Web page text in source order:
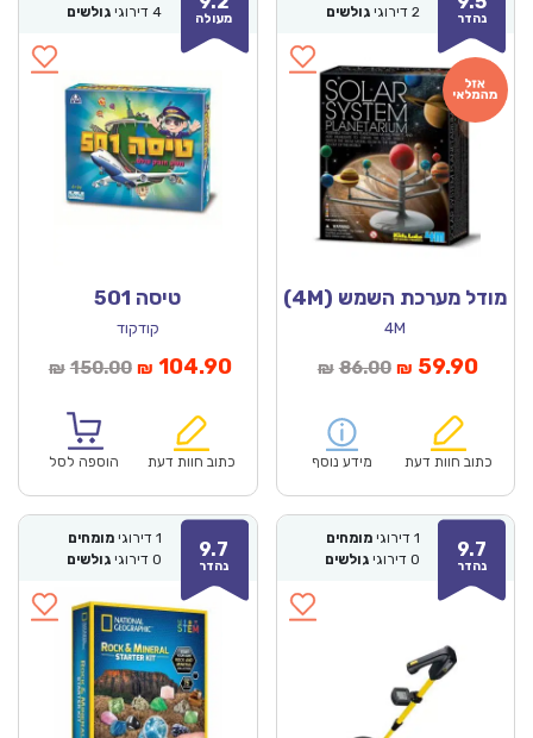
נהדר 2 דירוגי גולשים
מודל מערכת השמש (4M)
4M
₪ 86.00המחיר
₪86.00.
₪ 59.90
כתוב חוות דעת מידע נוסף
מעולה 4 דירוגי גולשים
טיסה 501
קודקוד
₪ 150.00המחיר
₪150.00.
₪ 104.90המחיר
₪104.90.
כתוב חוות דעת הוספה לסל
9.7
נהדר
1 דירוגי מומחים
0 דירוגי גולשים 9.7
נהדר
1 דירוגי מומחים
0 דירוגי גולשים